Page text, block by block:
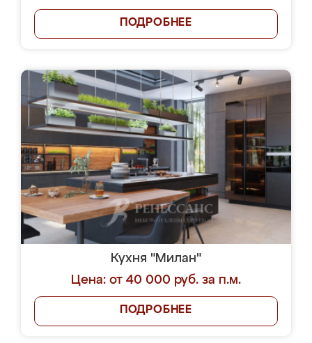
ПОДРОБНЕЕ
Кухня "Милан"
Цена: от 40 000 руб. за п.м.
ПОДРОБНЕЕ